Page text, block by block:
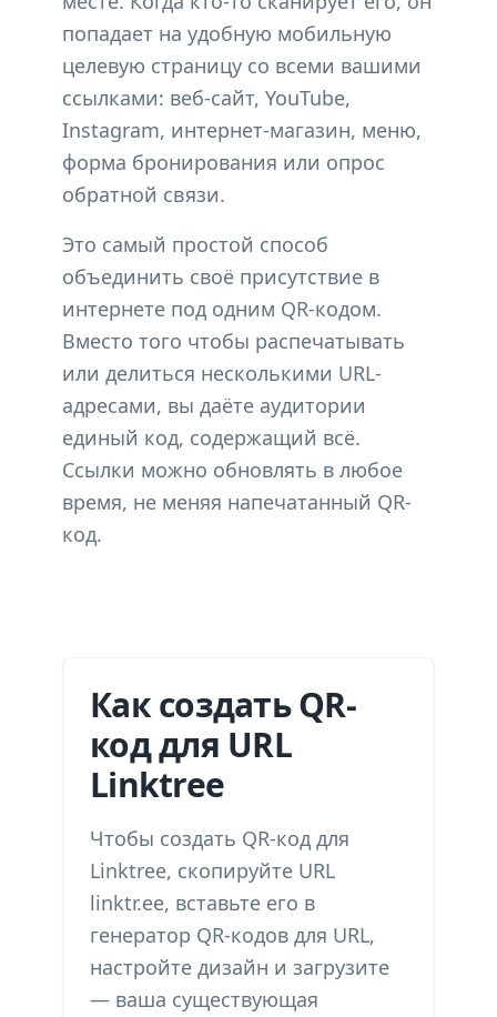
попадает на удобную мобильную
целевую страницу со всеми вашими
ссылками: веб-сайт, YouTube,
Instagram, интернет-магазин, меню,
форма бронирования или опрос
обратной связи.
Это самый простой способ
объединить своё присутствие в
интернете под одним QR-кодом.
Вместо того чтобы распечатывать
или делиться несколькими URL-
адресами, вы даёте аудитории
единый код, содержащий всё.
Ссылки можно обновлять в любое
время, не меняя напечатанный QR-
код.
Как создать QR-
код для URL
Linktree
Чтобы создать QR-код для
Linktree, скопируйте URL
linktr.ee, вставьте его в
генератор QR-кодов для URL,
настройте дизайн и загрузите
— ваша существующая